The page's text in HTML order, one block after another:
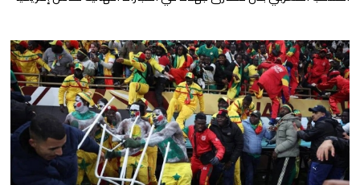
سامية من جلالة الملك، من طرف صاحب السمو الملكي الأمير مولاي
رشيد، أمس الإثنين بالرباط. وقال نجم باريس سان جيرمان إنه فخور
بجميع اللاعبين الذي […]